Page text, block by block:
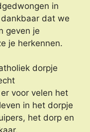
in
dat we
geven je
je herkennen.
dorpje
voor velen het
in het dorpje
het dorp en